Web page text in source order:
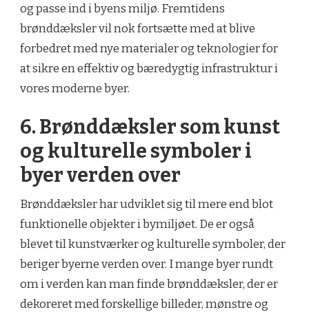
og passe ind i byens miljø. Fremtidens
brønddæksler vil nok fortsætte med at blive
forbedret med nye materialer og teknologier for
at sikre en effektiv og bæredygtig infrastruktur i
vores moderne byer.
6. Brønddæksler som kunst
og kulturelle symboler i
byer verden over
Brønddæksler har udviklet sig til mere end blot
funktionelle objekter i bymiljøet. De er også
blevet til kunstværker og kulturelle symboler, der
beriger byerne verden over. I mange byer rundt
om i verden kan man finde brønddæksler, der er
dekoreret med forskellige billeder, mønstre og